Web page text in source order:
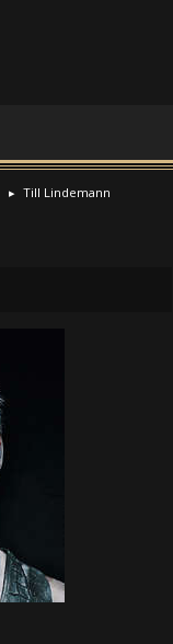
Till Lindemann